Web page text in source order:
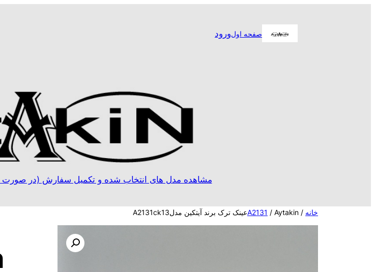
صفحه اولورود
مشاهده مدل های انتخاب شده و تکمیل سفارش (در صورت
خانه /
A2131 / Aytakinعینک ترک برند آیتکین مدلA2131ck13